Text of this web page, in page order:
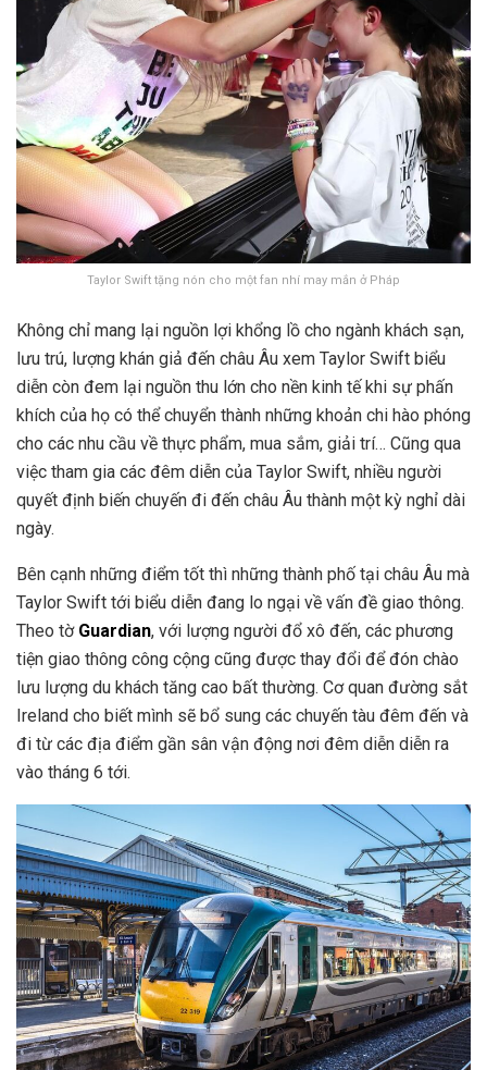
Taylor Swift tặng nón cho một fan nhí may mắn ở Pháp
Không chỉ mang lại nguồn lợi khổng lồ cho ngành khách sạn,
lưu trú, lượng khán giả đến châu Âu xem Taylor Swift biểu
diễn còn đem lại nguồn thu lớn cho nền kinh tế khi sự phấn
khích của họ có thể chuyển thành những khoản chi hào phóng
cho các nhu cầu về thực phẩm, mua sắm, giải trí… Cũng qua
việc tham gia các đêm diễn của Taylor Swift, nhiều người
quyết định biến chuyến đi đến châu Âu thành một kỳ nghỉ dài
ngày.
Bên cạnh những điểm tốt thì những thành phố tại châu Âu mà
Taylor Swift tới biểu diễn đang lo ngại về vấn đề giao thông.
Theo tờGuardian, với lượng người đổ xô đến, các phương
tiện giao thông công cộng cũng được thay đổi để đón chào
lưu lượng du khách tăng cao bất thường. Cơ quan đường sắt
Ireland cho biết mình sẽ bổ sung các chuyến tàu đêm đến và
đi từ các địa điểm gần sân vận động nơi đêm diễn diễn ra
vào tháng 6 tới.